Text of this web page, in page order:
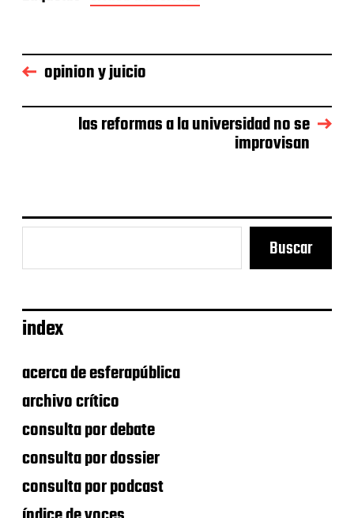
a
l
a
n
opinion y juicio
las reformas a la universidad no se
improvisan
Buscar
index
acerca de esferapública
archivo crítico
consulta por debate
consulta por dossier
consulta por podcast